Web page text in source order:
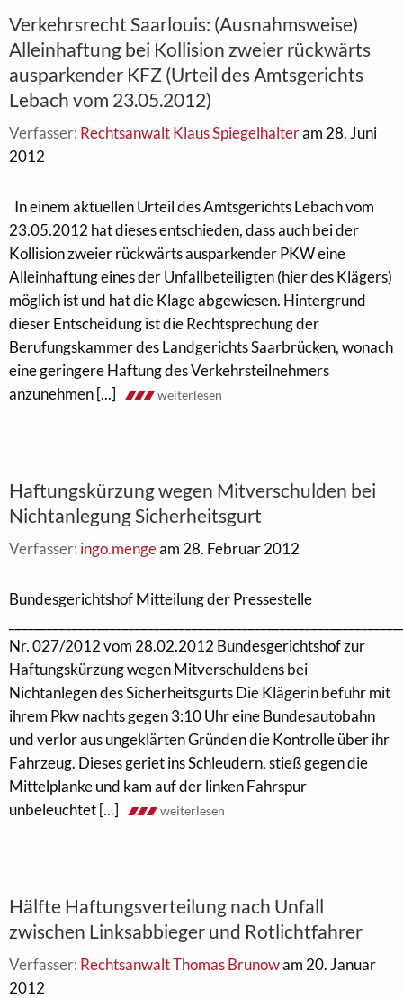
Verkehrsrecht Saarlouis: (Ausnahmsweise)
Alleinhaftung bei Kollision zweier rückwärts
ausparkender KFZ (Urteil des Amtsgerichts
Lebach vom 23.05.2012)
Verfasser: Rechtsanwalt Klaus Spiegelhalteram 28. Juni
2012
In einem aktuellen Urteil des Amtsgerichts Lebach vom
23.05.2012 hat dieses entschieden, dass auch bei der
Kollision zweier rückwärts ausparkender PKW eine
Alleinhaftung eines der Unfallbeteiligten (hier des Klägers)
möglich ist und hat die Klage abgewiesen. Hintergrund
dieser Entscheidung ist die Rechtsprechung der
Berufungskammer des Landgerichts Saarbrücken, wonach
eine geringere Haftung des Verkehrsteilnehmers
anzunehmen [...]
weiterlesen
Haftungskürzung wegen Mitverschulden bei
Nichtanlegung Sicherheitsgurt
Verfasser: ingo.mengeam 28. Februar 2012
Bundesgerichtshof Mitteilung der Pressestelle
Nr. 027/2012 vom 28.02.2012 Bundesgerichtshof zur
Haftungskürzung wegen Mitverschuldens bei
Nichtanlegen des Sicherheitsgurts Die Klägerin befuhr mit
ihrem Pkw nachts gegen 3:10 Uhr eine Bundesautobahn
und verlor aus ungeklärten Gründen die Kontrolle über ihr
Fahrzeug. Dieses geriet ins Schleudern, stieß gegen die
Mittelplanke und kam auf der linken Fahrspur
unbeleuchtet [...]
weiterlesen
Hälfte Haftungsverteilung nach Unfall
zwischen Linksabbieger und Rotlichtfahrer
Verfasser: Rechtsanwalt Thomas Brunowam 20. Januar
2012